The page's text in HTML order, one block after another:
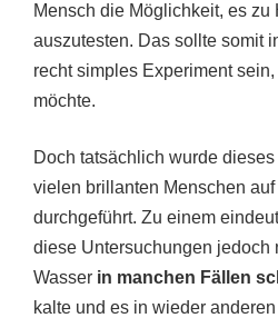
Mensch die Möglichkeit, es zu
auszutesten. Das sollte somit
recht simples Experiment
möchte.
Doch tatsächlich wurde
vielen brillanten Menschen
durchgeführt. Zu einem
diese Untersuchungen jedoch
Wasser in manchen Fällen
kalte und es in wieder